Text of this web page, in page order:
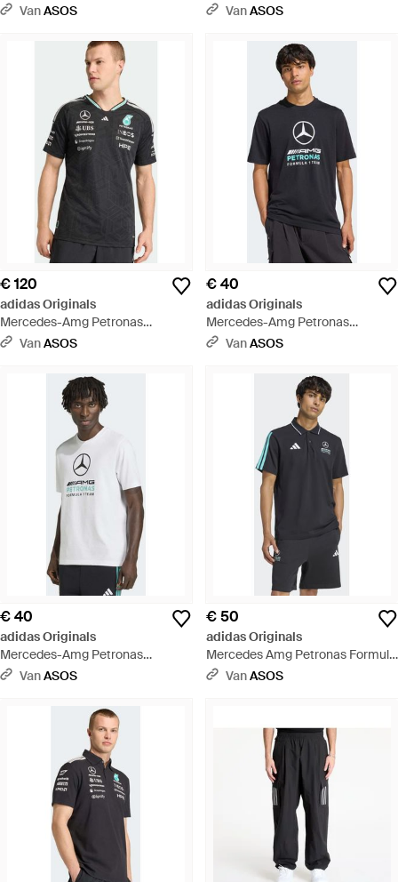
Formula 1 Team - Grijs
VanASOS Formula 1 Team - Wit
VanASOS
€ 120
adidas Originals
Mercedes-Amg Petronas
Formula 1 Team - Zwart
VanASOS
€ 40
adidas Originals
Mercedes-Amg Petronas
Formula 1 Team - Blauw
VanASOS
€ 40
adidas Originals
Mercedes-Amg Petronas
Formula 1 Team - Wit
VanASOS
€ 50
adidas Originals
Mercedes Amg Petronas Formula
1 Team - Blauw
VanASOS